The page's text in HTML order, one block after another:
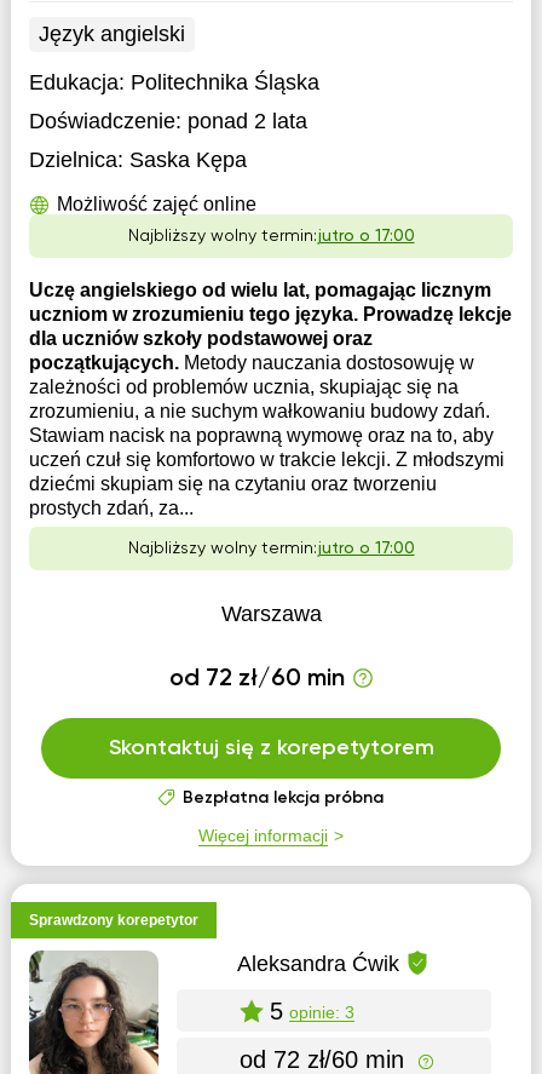
Język angielski
Edukacja: Politechnika Śląska
Doświadczenie: ponad 2 lata
Dzielnica: Saska Kępa
Możliwość zajęć online
Najbliższy wolny termin:jutro o 17:00
Uczę angielskiego od wielu lat, pomagając licznym
uczniom w zrozumieniu tego języka. Prowadzę lekcje
dla uczniów szkoły podstawowej oraz
początkujących. Metody nauczania dostosowuję w
zależności od problemów ucznia, skupiając się na
zrozumieniu, a nie suchym wałkowaniu budowy zdań.
Stawiam nacisk na poprawną wymowę oraz na to, aby
uczeń czuł się komfortowo w trakcie lekcji. Z młodszymi
dziećmi skupiam się na czytaniu oraz tworzeniu
prostych zdań, za...
Najbliższy wolny termin:jutro o 17:00
Warszawa
od 72 zł/60 min
Skontaktuj się z korepetytorem
Bezpłatna lekcja próbna
Więcej informacji
Sprawdzony korepetytor
Aleksandra Ćwik
5 opinie: 3
od 72 zł/60 min